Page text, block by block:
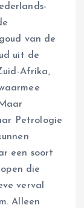
van de
uit de
Afrika,
Petrologie
een soort
die
verval
Alleen